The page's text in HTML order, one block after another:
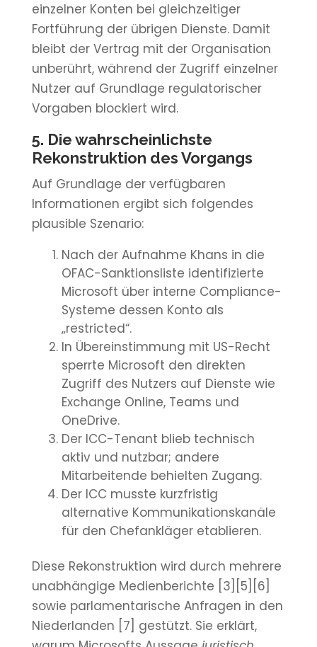
einzelner Konten bei gleichzeitiger
Fortführung der übrigen Dienste. Damit
bleibt der Vertrag mit der Organisation
unberührt, während der Zugriff einzelner
Nutzer auf Grundlage regulatorischer
Vorgaben blockiert wird.
5. Die wahrscheinlichste
Rekonstruktion des Vorgangs
Auf Grundlage der verfügbaren
Informationen ergibt sich folgendes
plausible Szenario:
Nach der Aufnahme Khans in die
OFAC-Sanktionsliste identifizierte
Microsoft über interne Compliance-
Systeme dessen Konto als
„restricted“.
In Übereinstimmung mit US-Recht
sperrte Microsoft den direkten
Zugriff des Nutzers auf Dienste wie
Exchange Online, Teams und
OneDrive.
Der ICC-Tenant blieb technisch
aktiv und nutzbar; andere
Mitarbeitende behielten Zugang.
Der ICC musste kurzfristig
alternative Kommunikationskanäle
für den Chefankläger etablieren.
Diese Rekonstruktion wird durch mehrere
unabhängige Medienberichte [3][5][6]
sowie parlamentarische Anfragen in den
Niederlanden [7] gestützt. Sie erklärt,